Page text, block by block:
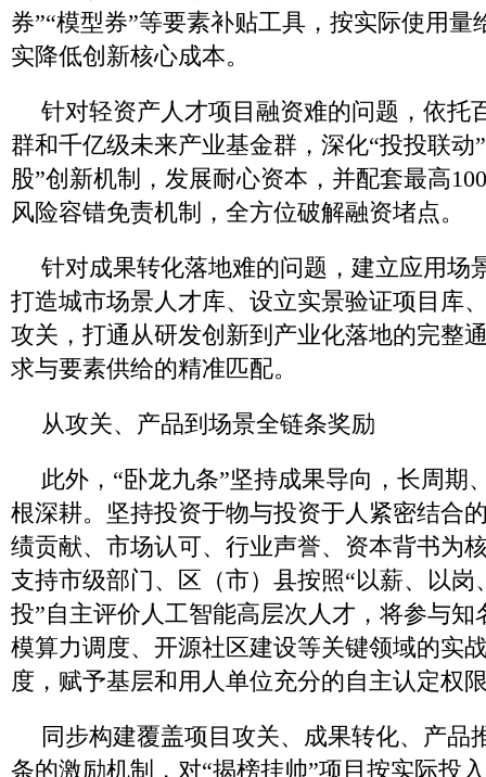
券”“模型券”等要素补贴工具，按实际使用量
实降低创新核心成本。
针对轻资产人才项目融资难的问题，依托
群和千亿级未来产业基金群，深化“投投联动
股”创新机制，发展耐心资本，并配套最高
风险容错免责机制，全方位破解融资堵点。
针对成果转化落地难的问题，建立应用场
打造城市场景人才库、设立实景验证项目库
攻关，打通从研发创新到产业化落地的完整
求与要素供给的精准匹配。
从攻关、产品到场景全链条奖励
此外，“卧龙九条”坚持成果导向，长周期
根深耕。坚持投资于物与投资于人紧密结合
绩贡献、市场认可、行业声誉、资本背书为
支持市级部门、区（市）县按照“以薪、以岗
投”自主评价人工智能高层次人才，将参与知
模算力调度、开源社区建设等关键领域的实
度，赋予基层和用人单位充分的自主认定权
同步构建覆盖项目攻关、成果转化、产品
条的激励机制，对“揭榜挂帅”项目按实际投